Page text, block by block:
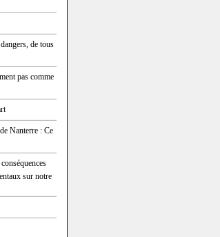
de tous
pas comme
Nanterre : Ce
sur notre